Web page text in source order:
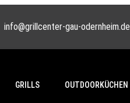
info@grillcenter-gau-odernheim.de
GRILLS OUTDOORKÜCHEN